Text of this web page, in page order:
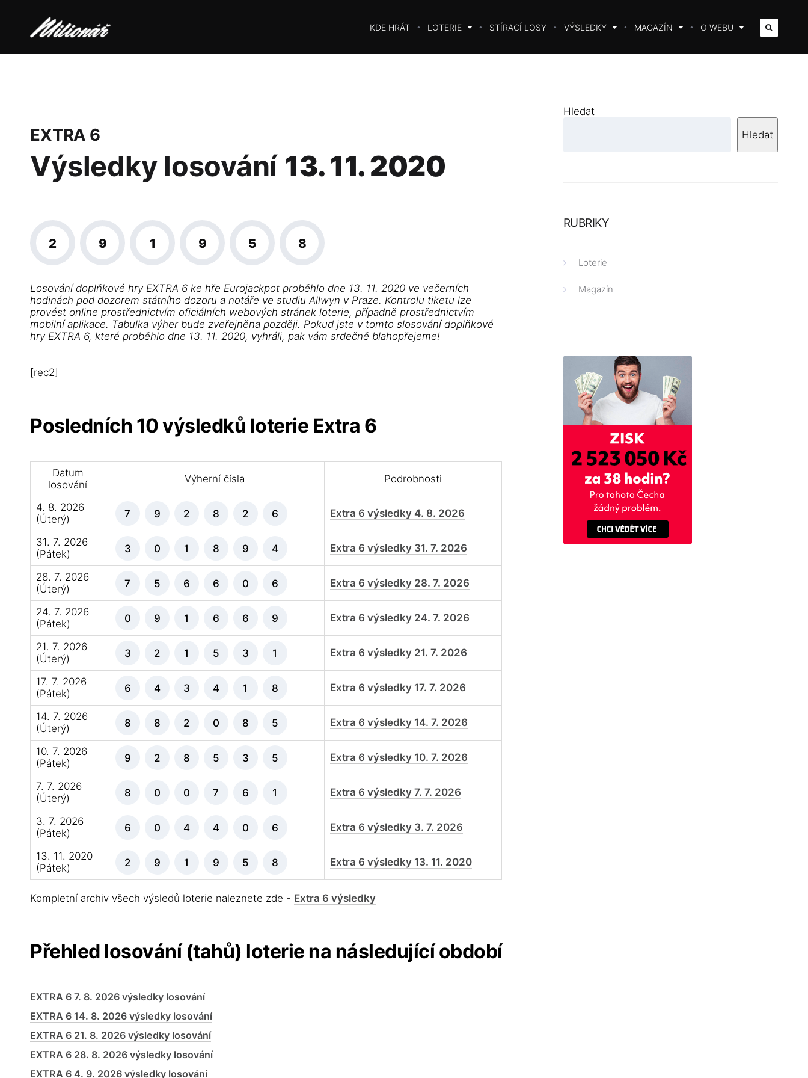
KDE HRÁT LOTERIE STÍRACÍ LOSY VÝSLEDKY MAGAZÍN O WEBU
EXTRA 6
Výsledky losování 13. 11. 2020
2 9 1 9 5 8
Losování doplňkové hry EXTRA 6 ke hře Eurojackpot proběhlo dne 13. 11. 2020 ve večerních
hodinách pod dozorem státního dozoru a notáře ve studiu Allwyn v Praze. Kontrolu tiketu lze
provést online prostřednictvím oficiálních webových stránek loterie, případně prostřednictvím
mobilní aplikace. Tabulka výher bude zveřejněna později. Pokud jste v tomto slosování doplňkové
hry EXTRA 6, které proběhlo dne 13. 11. 2020, vyhráli, pak vám srdečně blahopřejeme!
[rec2]
Posledních 10 výsledků loterie Extra 6
Datum
losování
Výherní čísla Podrobnosti
4. 8. 2026
(Úterý)
7 9 2 8 2 6 Extra 6 výsledky 4. 8. 2026
31. 7. 2026
(Pátek)
3 0 1 8 9 4 Extra 6 výsledky 31. 7. 2026
28. 7. 2026
(Úterý)
7 5 6 6 0 6 Extra 6 výsledky 28. 7. 2026
24. 7. 2026
(Pátek)
0 9 1 6 6 9 Extra 6 výsledky 24. 7. 2026
21. 7. 2026
(Úterý)
3 2 1 5 3 1 Extra 6 výsledky 21. 7. 2026
17. 7. 2026
(Pátek)
6 4 3 4 1 8 Extra 6 výsledky 17. 7. 2026
14. 7. 2026
(Úterý)
8 8 2 0 8 5 Extra 6 výsledky 14. 7. 2026
10. 7. 2026
(Pátek)
9 2 8 5 3 5 Extra 6 výsledky 10. 7. 2026
7. 7. 2026
(Úterý)
8 0 0 7 6 1 Extra 6 výsledky 7. 7. 2026
3. 7. 2026
(Pátek)
6 0 4 4 0 6 Extra 6 výsledky 3. 7. 2026
13. 11. 2020
(Pátek)
2 9 1 9 5 8 Extra 6 výsledky 13. 11. 2020
Kompletní archiv všech výsledů loterie naleznete zde - Extra 6 výsledky
Přehled losování (tahů) loterie na následující období
EXTRA 6 7. 8. 2026 výsledky losování
EXTRA 6 14. 8. 2026 výsledky losování
EXTRA 6 21. 8. 2026 výsledky losování
EXTRA 6 28. 8. 2026 výsledky losování
EXTRA 6 4. 9. 2026 výsledky losování
Hledat
Hledat
RUBRIKY
Loterie
Magazín